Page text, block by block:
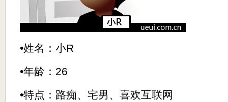
•姓名：小R
•年龄：26
•特点：路痴、宅男、喜欢互联网